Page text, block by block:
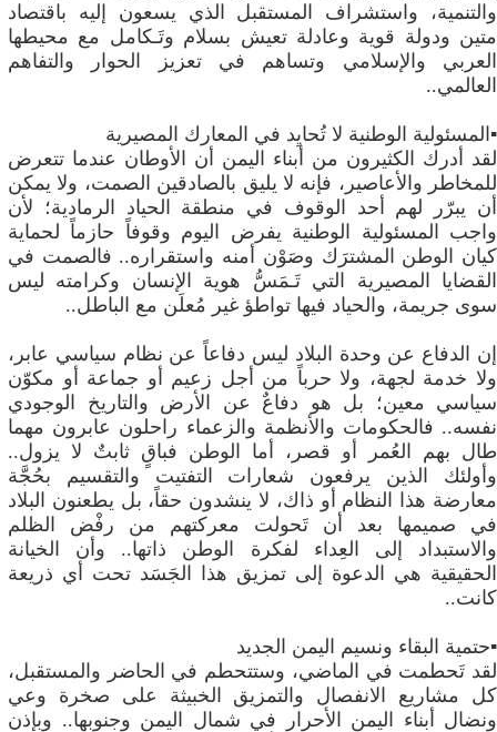
والتنمية، واستشراف المستقبل الذي يسعون إليه باقتصاد
متين ودولة قوية وعادلة تعيش بسلام وتَـكامل مع محيطها
العربي والإسلامي وتساهم في تعزيز الحوار والتفاهم
العالمي..
▪️المسئولية الوطنية لا تُحايِد في المعارك المصيرية
لقد أدرك الكثيرون من أبناء اليمن أن الأوطان عندما تتعرض
للمخاطر والأعاصير، فإنه لا يليق بالصادقين الصمت، ولا يمكن
أن يبرّر لهم أحد الوقوف في منطقة الحياد الرمادية؛ لأن
واجب المسئولية الوطنية يفرض اليوم وقوفاً حازماً لحماية
كيان الوطن المشترَك وصَوْن أمنه واستقراره.. فالصمت في
القضايا المصيرية التي تَـمَسُّ هوية الإنسان وكرامته ليس
سوى جريمة، والحياد فيها تواطؤ غير مُعلَن مع الباطل..
إن ​الدفاع عن وحدة البلاد ليس دفاعاً عن نظام سياسي عابر،
ولا خدمة لجهة، ولا حرباً من أجل زعيم أو جماعة أو مكوّن
سياسي معين؛ بل هو دفاعٌ عن الأرض والتاريخ الوجودي
نفسه.. فالحكومات والأنظمة والزعماء راحلون عابرون مهما
طال بهم العُمر أو قصر، أما الوطن فباقٍ ثابتٌ لا يزول..
وأولئك الذين يرفعون شعارات التفتيت والتقسيم بحُجَّة
معارضة هذا النظام أو ذاك، لا ينشدون حقاً، بل يطعنون البلاد
في صميمها بعد أن تَحولت معركتهم من رفْض الظلم
والاستبداد إلى العِداء لفكرة الوطن ذاتها.. وأن الخيانة
الحقيقية هي الدعوة إلى تمزيق هذا الجَسَد تحت أي ذريعة
كانت..
▪️حتمية البقاء ونسيم اليمن الجديد
لقد تَحطمت في الماضي، وستتحطم في الحاضر والمستقبل،
كل مشاريع الانفصال والتمزيق الخبيثة على صخرة وعي
ونضال أبناء اليمن الأحرار في شمال اليمن وجنوبها.. وبإذن